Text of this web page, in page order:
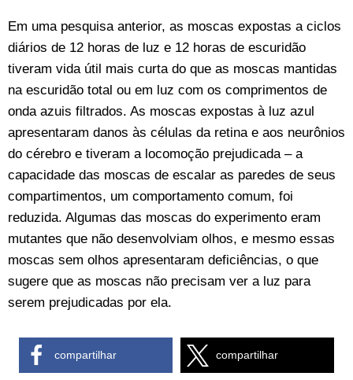
Em uma pesquisa anterior, as moscas expostas a ciclos
diários de 12 horas de luz e 12 horas de escuridão
tiveram vida útil mais curta do que as moscas mantidas
na escuridão total ou em luz com os comprimentos de
onda azuis filtrados. As moscas expostas à luz azul
apresentaram danos às células da retina e aos neurônios
do cérebro e tiveram a locomoção prejudicada – a
capacidade das moscas de escalar as paredes de seus
compartimentos, um comportamento comum, foi
reduzida. Algumas das moscas do experimento eram
mutantes que não desenvolviam olhos, e mesmo essas
moscas sem olhos apresentaram deficiências, o que
sugere que as moscas não precisam ver a luz para
serem prejudicadas por ela.
compartilhar compartilhar